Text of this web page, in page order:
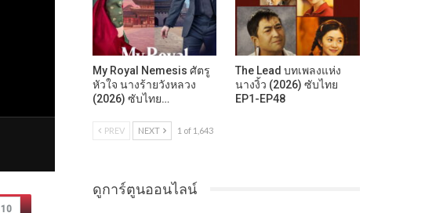
10
My Royal Nemesis ศัตรู
หัวใจ นางร้ายวังหลวง
(2026) ซับไทย…
The Lead บทเพลงแห่ง
นางงิ้ว (2026) ซับไทย
EP1-EP48
PREV NEXT 1 of 1,643
ดูการ์ตูนออนไลน์